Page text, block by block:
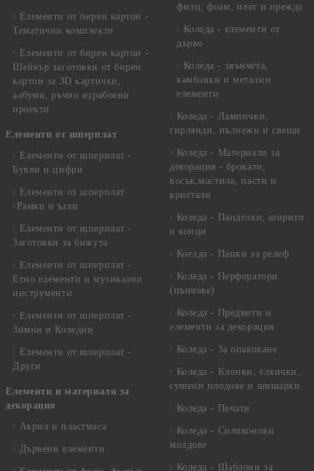
Елементи от бирен картон -
Тематични комплекти
Елементи от бирен картон -
Шейкър заготовки от бирен
картон за 3D картички,
албуми, ръчно израбоени
проекти
Елементи от шперплат
Елементи от шперплат -
Букви и цифри
Елементи от шперплат
-Рамки и ъгли
Елементи от шперплат -
Заготовки за бижута
Елементи от шперплат -
Етно елементи и музикални
инструменти
Елементи от шперплат -
Зимни и Коледни
Елементи от шперплат -
Други
Елементи и материали за
декорация
Акрил и пластмаса
Дървени елементи
филц, фоам, плат и прежда
Коледа - елементи от
дърво
Коледа - звънчета,
камбанки и метални
елементи
Коледа - Лампички,
гирлянди, пълнежи и свещи
Коледа - Материали за
декорация - брокати,
восък,мастила, пасти и
кристали
Коледа - Панделки, ширити
и конци
Коелда - Папки за релеф
Коледа - Перфоратори
(пънчове)
Коледа - Предмети и
елементи за декорация
Коледа - За опаковане
Коледа - Kлонки, елхички,
сушени плодове и шишарки
Коледа - Печати
Коледа - Силиконови
молдове
Коледа - Шаблони за